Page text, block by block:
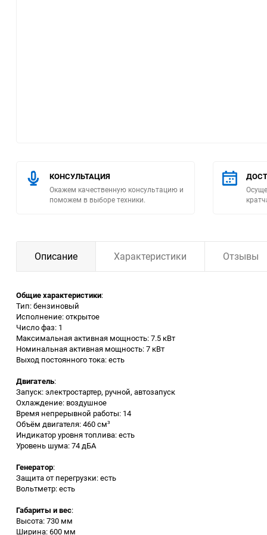
Климатическая техника
Измерительное
оборудование
Заточные станки (точила)
Дровоколы
Грузоподъемное
оборудование
Гидроаккумуляторы и
расширительные баки
Вытяжная вентиляция
Бетономешалки
Бензоинструмент
КОНСУЛЬТАЦИЯ
Окажем качественную консультацию и
поможем в выборе техники.
Описание Характеристики Отзывы
Общие характеристики:
Тип: бензиновый
Исполнение: открытое
Число фаз: 1
Максимальная активная мощность: 7.5 кВт
Номинальная активная мощность: 7 кВт
Выход постоянного тока: есть
Двигатель:
Запуск: электростартер, ручной, автозапуск
Охлаждение: воздушное
Время непрерывной работы: 14
Объём двигателя: 460 см³
Индикатор уровня топлива: есть
Уровень шума: 74 дБА
Генератор:
Защита от перегрузки: есть
Вольтметр: есть
Габариты и вес:
Высота: 730 мм
Ширина: 600 мм